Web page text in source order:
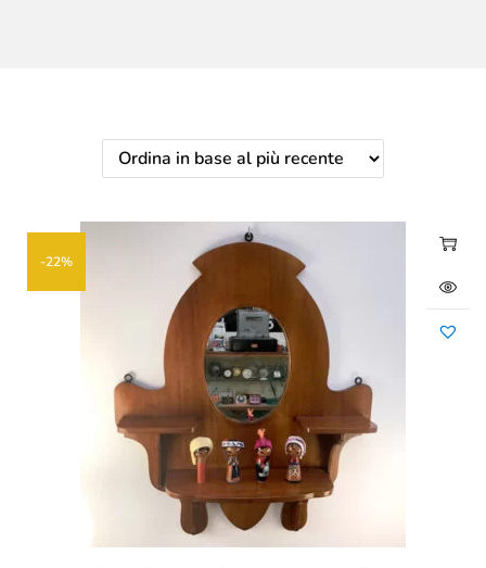
-22%